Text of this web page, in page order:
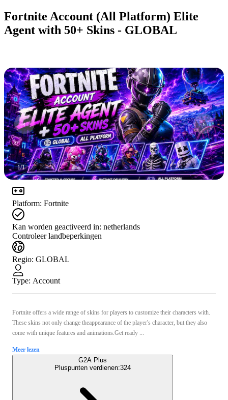
Fortnite Account (All Platform) Elite
Agent with 50+ Skins - GLOBAL
1/1
Platform: Fortnite
Kan worden geactiveerd in: netherlands
Controleer landbeperkingen
Regio: GLOBAL
Type: Account
Fortnite offers a wide range of skins for players to customize their characters with.
These skins not only change theappearance of the player's character, but they also
come with unique features and animations.Get ready ...
Meer lezen
G2A Plus
Pluspunten verdienen:324